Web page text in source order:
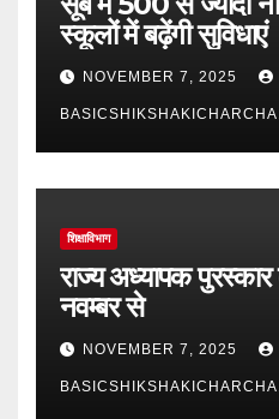
स्कूलों में बढ़ेंगी सुविधाएं
NOVEMBER 7, 2025
शिक्षाविभाग
राज्य अध्यापक
नवम्बर से
NOVEMBER 7, 2025